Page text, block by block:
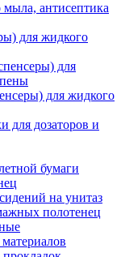
антисептика
для жидкого
для
для жидкого
для дозаторов и
бумаги
на унитаз
полотенец